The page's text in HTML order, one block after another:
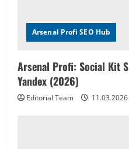
Arsenal Profi SEO Hub
Arsenal Profi: Social Kit
Yandex (2026)
Editorial Team 11.03.2026